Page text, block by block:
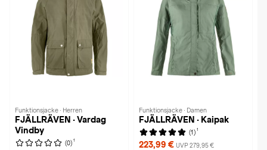
Funktionsjacke · Herren
FJÄLLRÄVEN · Vardag
Vindby
(0) 1
Funktionsjacke · Damen
FJÄLLRÄVEN · Kaipak
(1) 1
223,99 € UVP 279,95 €